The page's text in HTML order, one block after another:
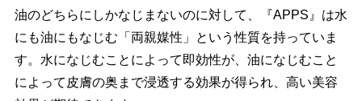
油のどちらにしかなじまないのに対して、『APPS』は水
にも油にもなじむ「両親媒性」という性質を持っていま
す。水になじむことによって即効性が、油になじむこと
によって皮膚の奥まで浸透する効果が得られ、高い美容